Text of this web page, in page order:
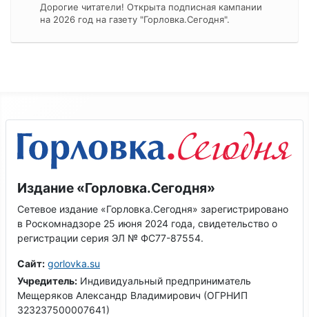
Дорогие читатели! Открыта подписная кампании
на 2026 год на газету "Горловка.Сегодня".
Издание «Горловка.Сегодня»
Сетевое издание «Горловка.Сегодня» зарегистрировано
в Роскомнадзоре 25 июня 2024 года, свидетельство о
регистрации серия ЭЛ № ФС77-87554.
Сайт: gorlovka.su
Учредитель: Индивидуальный предприниматель
Мещеряков Александр Владимирович (ОГРНИП
323237500007641)